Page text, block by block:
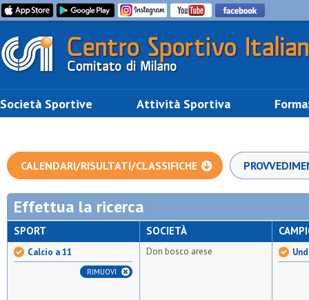
Società Sportive Attività Sportiva
CALENDARI/RISULTATI/CLASSIFICHE
Effettua la ricerca
SPORT
Calcio a 11
RIMUOVI
SOCIETÀ
Don bosco arese